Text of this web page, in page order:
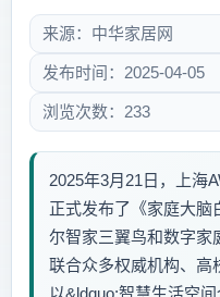
来源：中华家居网
发布时间：2025-04-05
浏览次数：233
2025年3月21日，上海
正式发布了《家庭大脑
尔智家三翼鸟和数字家
联合众多权威机构、高